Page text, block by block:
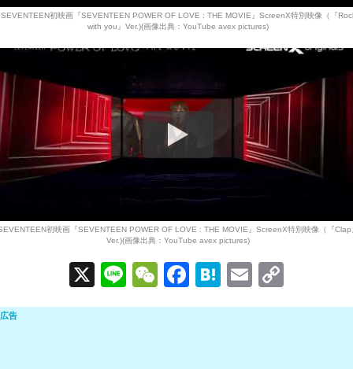
SEVENTEEN初映画『SEVENTEEN POWER OF LOVE : THE MOVIE』ScreenX特別映像（『
with you』Ver.)(画像出典：YouTube avex pictures)
初映画『SEVENTEEN POWER OF LOVE : THE MOVIE』ScreenX特別映像（『Clap
Ver.)(画像出典：YouTube avex pictures)
X
Li
n
W
e
F
a
H
at
E
m o